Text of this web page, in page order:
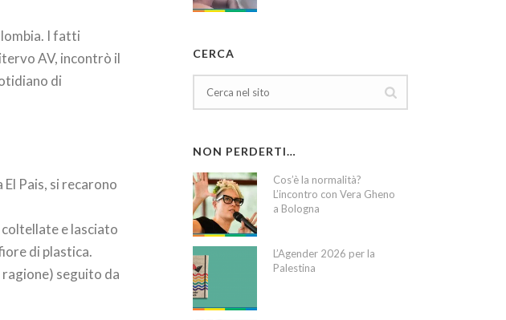
I fatti
AV, incontrò il
di
Pais, si recarono
e lasciato
di plastica.
seguito da
CERCA
NON PERDERTI…
Cos’è la normalità?
L’incontro con Vera Gheno
a Bologna
L’Agender 2026 per la
Palestina